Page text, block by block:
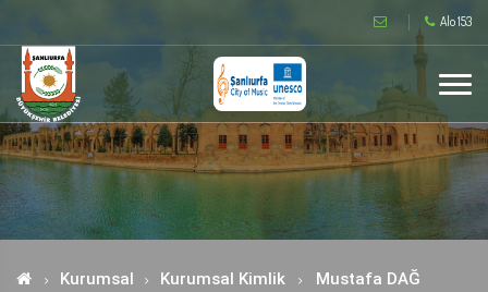
Alo 153
Kurumsal Kurumsal Kimlik Mustafa DAĞ